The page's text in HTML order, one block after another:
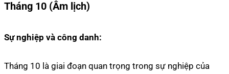
Tháng 10 (Âm lịch)
Sự nghiệp và công danh:
Tháng 10 là giai đoạn quan trọng trong sự nghiệp của